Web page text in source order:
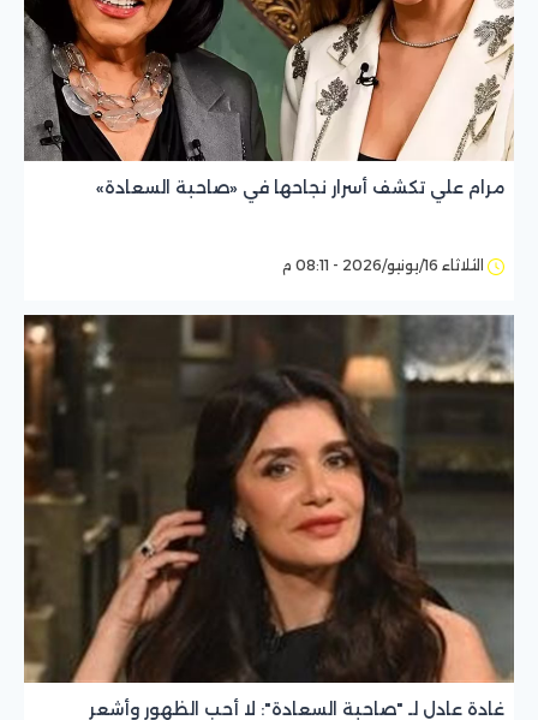
مرام علي تكشف أسرار نجاحها في «صاحبة السعادة»
الثلاثاء 16/يونيو/2026 - 08:11 م
غادة عادل لـ "صاحبة السعادة": لا أحب الظهور وأشعر